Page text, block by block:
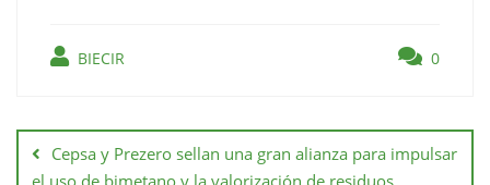
BIECIR 0
Cepsa y Prezero sellan una gran alianza para impulsar